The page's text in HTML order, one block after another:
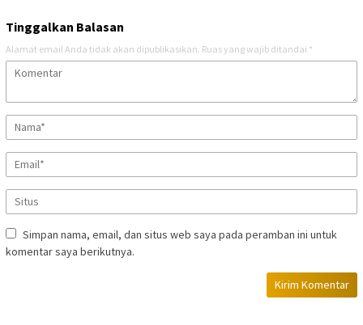
Tinggalkan Balasan
Alamat email Anda tidak akan dipublikasikan. Ruas yang wajib ditandai *
Simpan nama, email, dan situs web saya pada peramban ini untuk
komentar saya berikutnya.